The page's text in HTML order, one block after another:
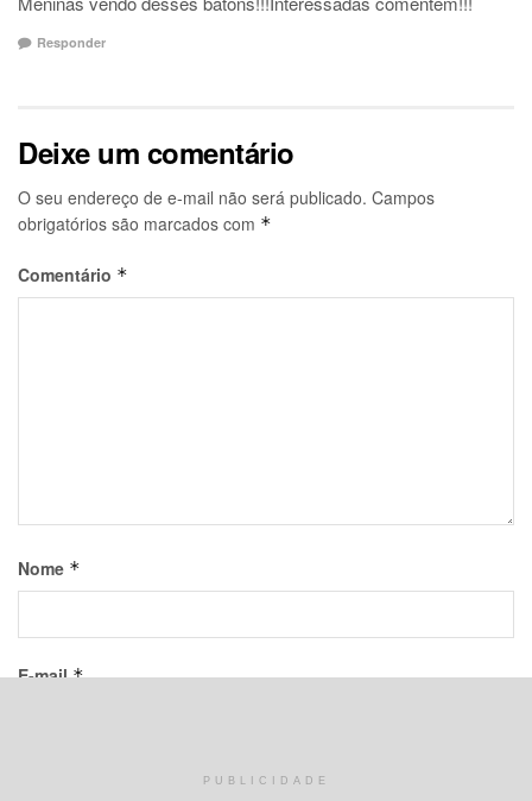
Responder
Deixe um comentário
O seu endereço de e-mail não será publicado. Campos
obrigatórios são marcados com *
Comentário *
Nome *
E-mail*
PUBLICIDADE